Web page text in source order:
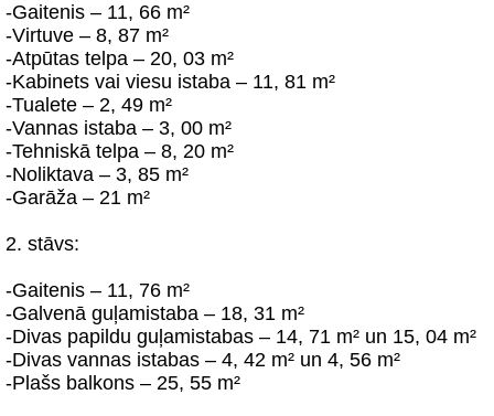
-Gaitenis – 11, 66 m²
-Virtuve – 8, 87 m²
-Atpūtas telpa – 20, 03 m²
-Kabinets vai viesu istaba – 11, 81 m²
-Tualete – 2, 49 m²
-Vannas istaba – 3, 00 m²
-Tehniskā telpa – 8, 20 m²
-Noliktava – 3, 85 m²
-Garāža – 21 m²
2. stāvs:
-Gaitenis – 11, 76 m²
-Galvenā guļamistaba – 18, 31 m²
-Divas papildu guļamistabas – 14, 71 m² un 15, 04 m²
-Divas vannas istabas – 4, 42 m² un 4, 56 m²
-Plašs balkons – 25, 55 m²